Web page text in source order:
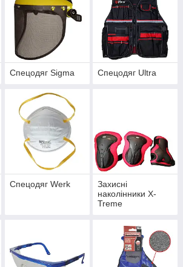
Спецодяг Sigma Спецодяг Ultra
Спецодяг Werk
Захисні
наколінники X-
Treme